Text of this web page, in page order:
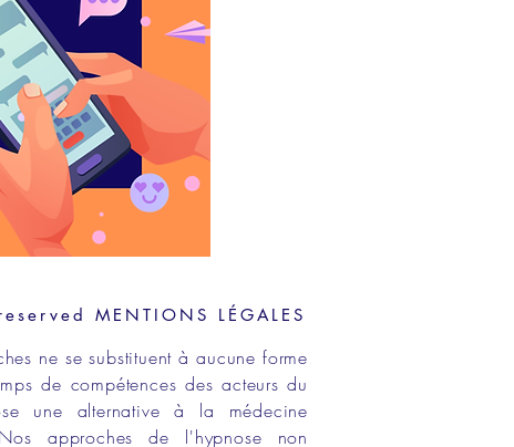
MENTIONS LÉGALES
ne se substituent à aucune forme
de compétences des acteurs du
une alternative à la médecine
approches de l'hypnose non